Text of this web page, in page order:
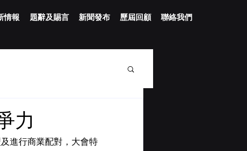
情報 題辭及賜言 新聞發布 歷屆回顧 聯絡我們
力
進行商業配對，大會特